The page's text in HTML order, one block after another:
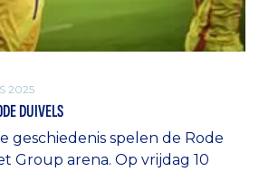
2025
DUIVELS
geschiedenis spelen de Rode
Group arena. Op vrijdag 10